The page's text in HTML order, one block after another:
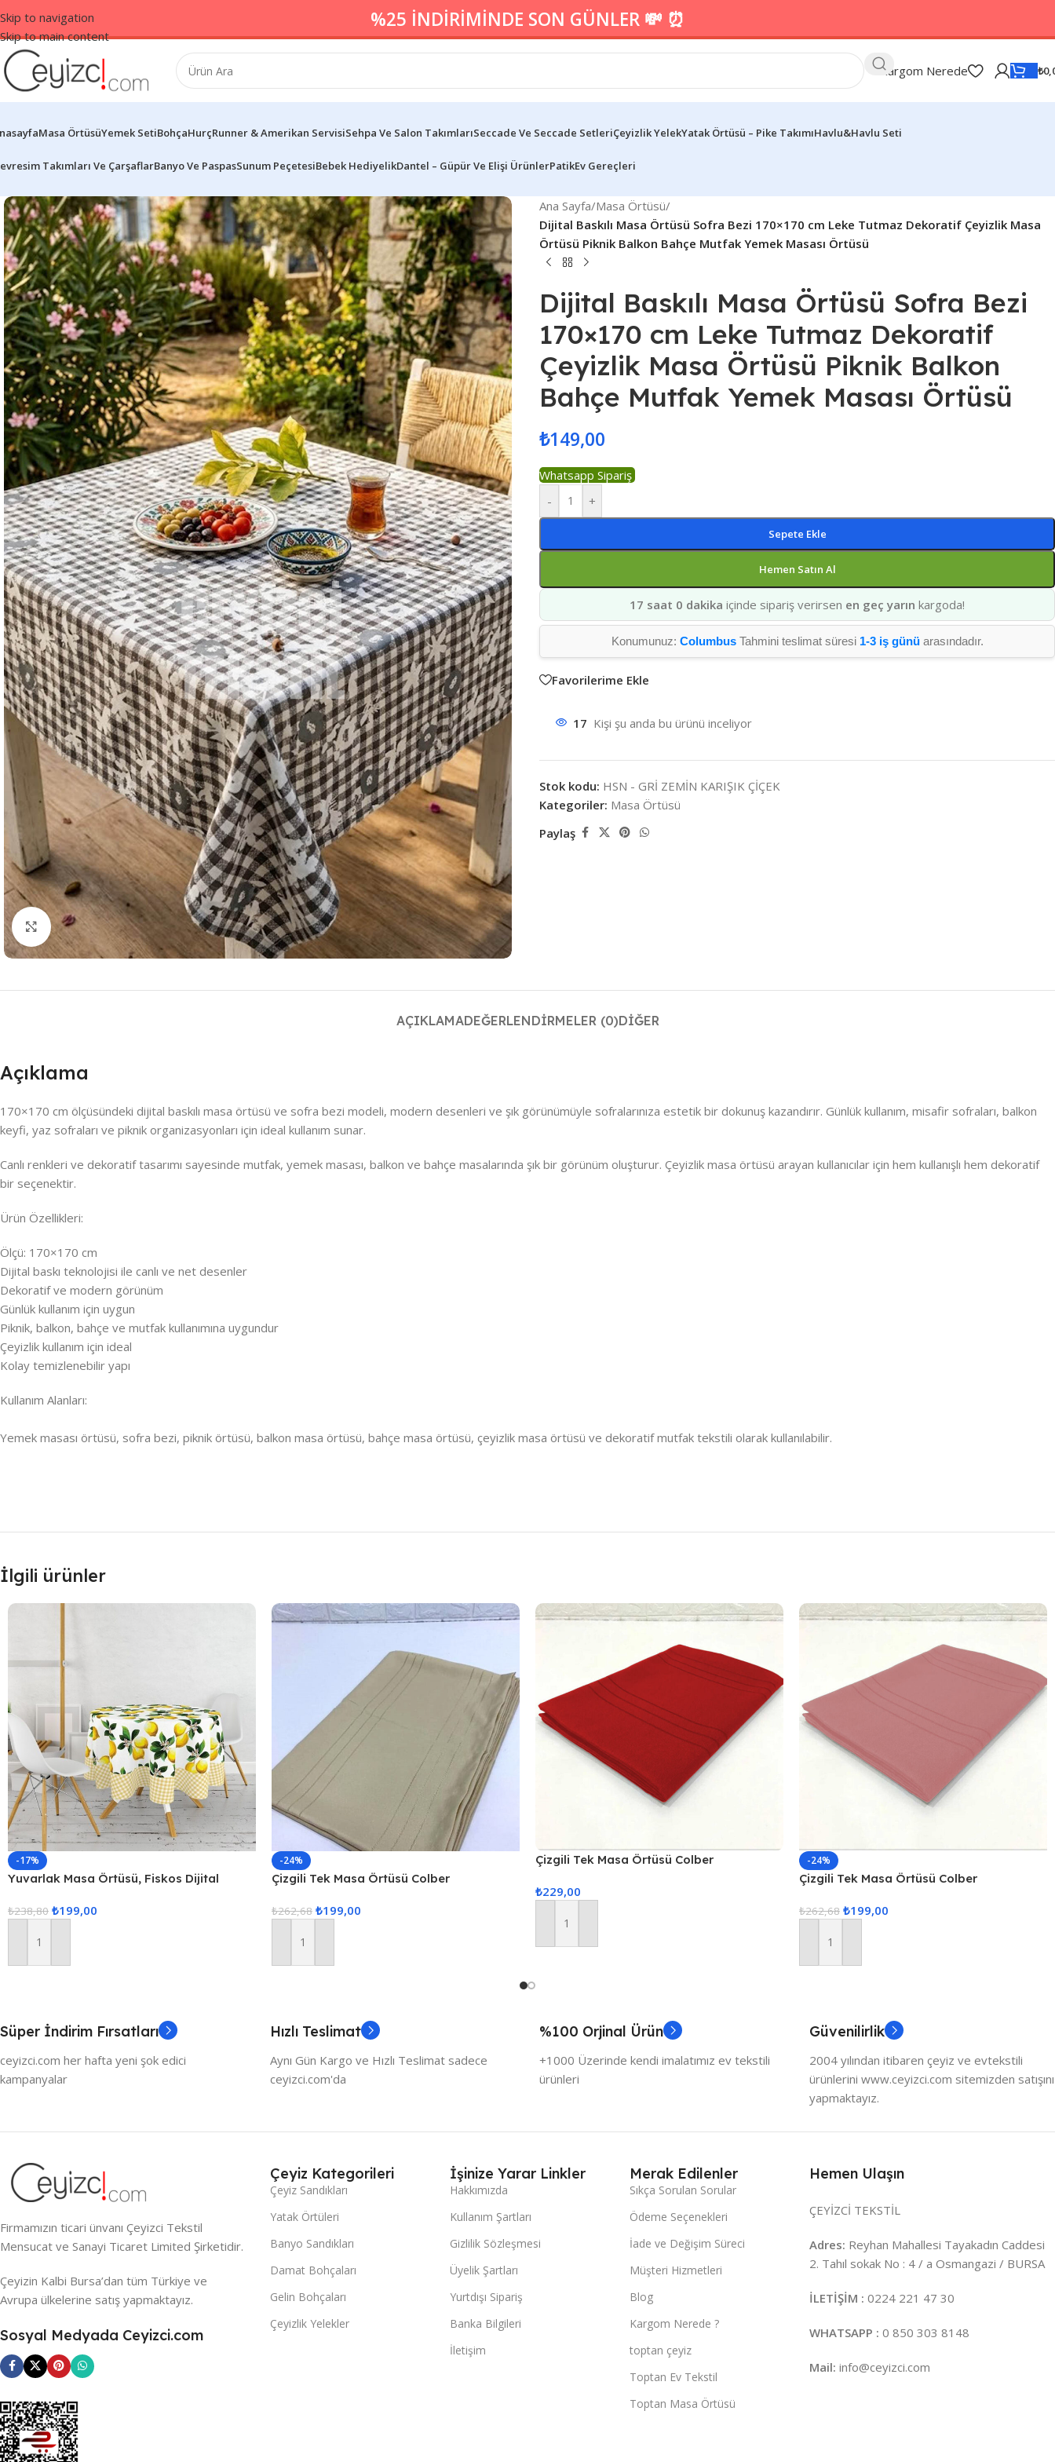
Skip to navigation
Skip to main content
%25 İNDİRİMİNDE SON GÜNLER 💸 ⏰
Kargom Nerede ₺
Masa ÖrtüsüYemek SetiBohçaHurçRunner & Amerikan ServisiSehpa Ve Salon TakımlarıSeccade Ve Seccade SetleriÇeyizlik YelekYatak Örtüsü – Pike TakımıHavlu&Havlu Seti
Takımları Ve ÇarşaflarBanyo Ve PaspasSunum PeçetesiBebek HediyelikDantel – Güpür Ve Elişi ÜrünlerPatikEv Gereçleri
Resmi Büyüt
Ana Sayfa/Masa Örtüsü/
Dijital Baskılı Masa Örtüsü Sofra Bezi 170×170 cm Leke Tutmaz Dekoratif Çeyizlik Masa
Örtüsü Piknik Balkon Bahçe Mutfak Yemek Masası Örtüsü
Dijital Baskılı Masa Örtüsü Sofra Bezi
170×170 cm Leke Tutmaz Dekoratif
Çeyizlik Masa Örtüsü Piknik Balkon
Bahçe Mutfak Yemek Masası Örtüsü
₺149,00
Whatsapp Sipariş
-
+
Sepete Ekle
Hemen Satın Al
17 saat 0 dakika içinde sipariş verirsen en geç yarın kargoda!
Konumunuz: ColumbusTahmini teslimat süresi 1-3 iş günüarasındadır.
Favorilerime Ekle
17 Kişi şu anda bu ürünü inceliyor
Stok kodu: HSN - GRİ ZEMİN KARIŞIK ÇİÇEK
Kategoriler: Masa Örtüsü
Paylaş
AÇIKLAMADEĞERLENDIRMELER (0)DIĞER
Açıklama
170×170 cm ölçüsündeki dijital baskılı masa örtüsü ve sofra bezi modeli, modern desenleri ve şık görünümüyle sofralarınıza estetik bir dokunuş kazandırır. Günlük kullanım, misafir sofraları, balkon
keyfi, yaz sofraları ve piknik organizasyonları için ideal kullanım sunar.
Canlı renkleri ve dekoratif tasarımı sayesinde mutfak, yemek masası, balkon ve bahçe masalarında şık bir görünüm oluşturur. Çeyizlik masa örtüsü arayan kullanıcılar için hem kullanışlı hem dekoratif
bir seçenektir.
Ürün Özellikleri:
Ölçü: 170×170 cm
Dijital baskı teknolojisi ile canlı ve net desenler
Dekoratif ve modern görünüm
Günlük kullanım için uygun
Piknik, balkon, bahçe ve mutfak kullanımına uygundur
Çeyizlik kullanım için ideal
Kolay temizlenebilir yapı
Kullanım Alanları:
Yemek masası örtüsü, sofra bezi, piknik örtüsü, balkon masa örtüsü, bahçe masa örtüsü, çeyizlik masa örtüsü ve dekoratif mutfak tekstili olarak kullanılabilir.
İlgili ürünler
-17%
Yuvarlak Masa Örtüsü, Fiskos Dijital
₺238,80 ₺199,00
Sepete Ekle
-24%
Çizgili Tek Masa Örtüsü Colber
₺262,68 ₺199,00
Sepete Ekle
Çizgili Tek Masa Örtüsü Colber
₺229,00
Sepete Ekle
-24%
Çizgili Tek Masa Örtüsü Colber
₺262,68 ₺199,00
Sepete Ekle
Süper İndirim Fırsatları
ceyizci.com her hafta yeni şok edici
kampanyalar
Hızlı Teslimat
Aynı Gün Kargo ve Hızlı Teslimat sadece
ceyizci.com'da
%100 Orjinal Ürün
+1000 Üzerinde kendi imalatımız ev tekstili
ürünleri
Güvenilirlik
2004 yılından itibaren çeyiz ve evtekstili
ürünlerini www.ceyizci.com sitemizden satışını
yapmaktayız.
Firmamızın ticari ünvanı Çeyizci Tekstil
Mensucat ve Sanayi Ticaret Limited Şirketidir.
Çeyizin Kalbi Bursa’dan tüm Türkiye ve
Avrupa ülkelerine satış yapmaktayız.
Sosyal Medyada Ceyizci.com
Çeyiz Kategorileri
Çeyiz Sandıkları
Yatak Örtüleri
Banyo Sandıkları
Damat Bohçaları
Gelin Bohçaları
Çeyizlik Yelekler
İşinize Yarar Linkler
Hakkımızda
Kullanım Şartları
Gizlilik Sözleşmesi
Üyelik Şartları
Yurtdışı Sipariş
Banka Bilgileri
İletişim
Merak Edilenler
Sıkça Sorulan Sorular
Ödeme Seçenekleri
İade ve Değişim Süreci
Müşteri Hizmetleri
Blog
Kargom Nerede ?
toptan çeyiz
Toptan Ev Tekstil
Toptan Masa Örtüsü
Hemen Ulaşın
ÇEYİZCİ TEKSTİL
Adres: Reyhan Mahallesi Tayakadın Caddesi
2. Tahıl sokak No : 4 / a Osmangazi / BURSA
İLETİŞİM : 0224 221 47 30
WHATSAPP : 0 850 303 8148
Mail: info@ceyizci.com